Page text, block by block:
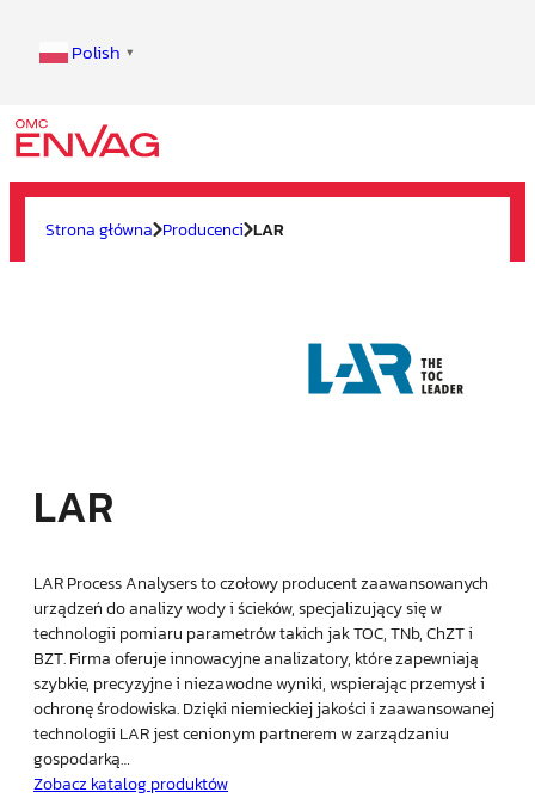
Polish ▼
Strona główna Producenci LAR
LAR
LAR Process Analysers to czołowy producent zaawansowanych
urządzeń do analizy wody i ścieków, specjalizujący się w
technologii pomiaru parametrów takich jak TOC, TNb, ChZT i
BZT. Firma oferuje innowacyjne analizatory, które zapewniają
szybkie, precyzyjne i niezawodne wyniki, wspierając przemysł i
ochronę środowiska. Dzięki niemieckiej jakości i zaawansowanej
technologii LAR jest cenionym partnerem w zarządzaniu
gospodarką…
Zobacz katalog produktów